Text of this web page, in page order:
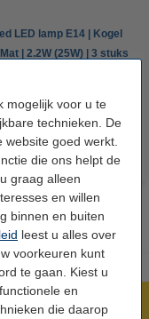
mogelijk voor u te
technieken. De
goed werkt.
die ons helpt de
graag alleen
en willen
binnen en buiten
leest u alles over
voorkeuren kunt
te gaan. Kiest u
en
die daarop
LED lamp E14 | Kogel
| 2.2W (25W) | 3 stuks